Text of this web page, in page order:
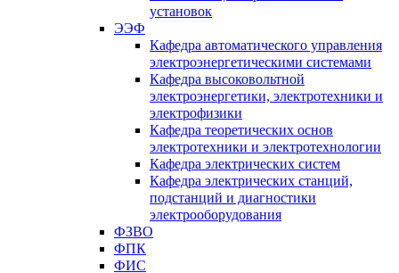
установок
ЭЭФ
Кафедра автоматического управления
электроэнергетическими системами
Кафедра высоковольтной
электроэнергетики, электротехники и
электрофизики
Кафедра теоретических основ
электротехники и электротехнологии
Кафедра электрических систем
Кафедра электрических станций,
подстанций и диагностики
электрооборудования
ФЗВО
ФПК
ФИС